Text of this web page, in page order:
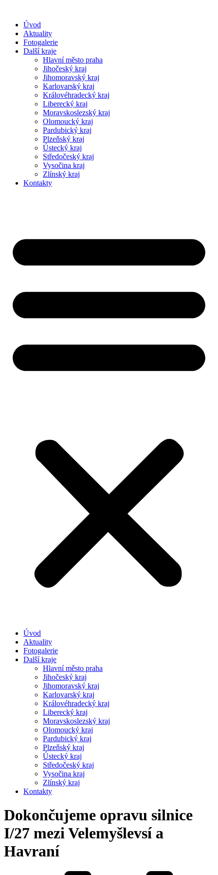
Úvod
Aktuality
Fotogalerie
Další kraje
Hlavní město praha
Jihočeský kraj
Jihomoravský kraj
Karlovarský kraj
Královéhradecký kraj
Liberecký kraj
Moravskoslezský kraj
Olomoucký kraj
Pardubický kraj
Plzeňský kraj
Ústecký kraj
Středočeský kraj
Vysočina kraj
Zlínský kraj
Kontakty
Úvod
Aktuality
Fotogalerie
Další kraje
Hlavní město praha
Jihočeský kraj
Jihomoravský kraj
Karlovarský kraj
Královéhradecký kraj
Liberecký kraj
Moravskoslezský kraj
Olomoucký kraj
Pardubický kraj
Plzeňský kraj
Ústecký kraj
Středočeský kraj
Vysočina kraj
Zlínský kraj
Kontakty
Dokončujeme opravu silnice
I/27 mezi Velemyšlevsí a
Havraní